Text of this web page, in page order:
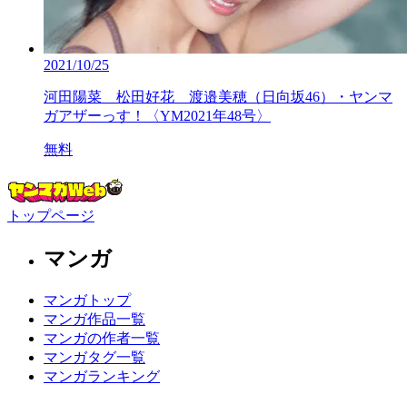
2021/10/25
河田陽菜 松田好花 渡邉美穂（日向坂46）・ヤンマ
ガアザーっす！〈YM2021年48号〉
無料
トップページ
マンガ
マンガトップ
マンガ作品一覧
マンガの作者一覧
マンガタグ一覧
マンガランキング